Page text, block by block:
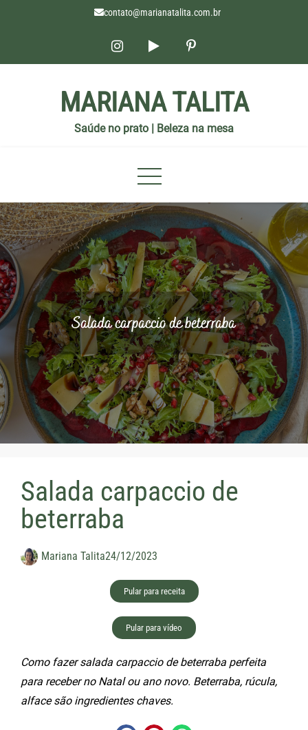
contato@marianatalita.com.br
MARIANA TALITA
Saúde no prato | Beleza na mesa
Salada carpaccio de beterraba
Salada carpaccio de
beterraba
Mariana Talita24/12/2023
Pular para receita
Pular para vídeo
Como fazer salada carpaccio de beterraba perfeita
para receber no Natal ou ano novo. Beterraba, rúcula,
alface são ingredientes chaves.